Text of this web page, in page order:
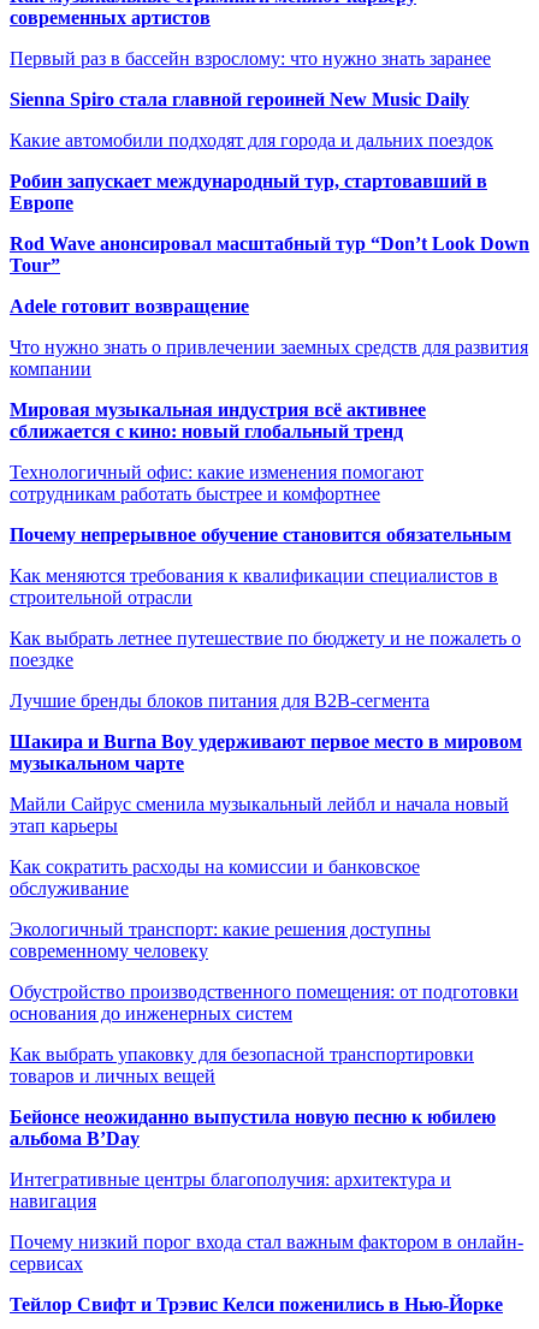
современных артистов
Первый раз в бассейн взрослому: что нужно знать заранее
Sienna Spiro стала главной героиней New Music Daily
Какие автомобили подходят для города и дальних поездок
Робин запускает международный тур, стартовавший в
Европе
Rod Wave анонсировал масштабный тур “Don’t Look Down
Tour”
Adele готовит возвращение
Что нужно знать о привлечении заемных средств для развития
компании
Мировая музыкальная индустрия всё активнее
сближается с кино: новый глобальный тренд
Технологичный офис: какие изменения помогают
сотрудникам работать быстрее и комфортнее
Почему непрерывное обучение становится обязательным
Как меняются требования к квалификации специалистов в
строительной отрасли
Как выбрать летнее путешествие по бюджету и не пожалеть о
поездке
Лучшие бренды блоков питания для B2B-сегмента
Шакира и Burna Boy удерживают первое место в мировом
музыкальном чарте
Майли Сайрус сменила музыкальный лейбл и начала новый
этап карьеры
Как сократить расходы на комиссии и банковское
обслуживание
Экологичный транспорт: какие решения доступны
современному человеку
Обустройство производственного помещения: от подготовки
основания до инженерных систем
Как выбрать упаковку для безопасной транспортировки
товаров и личных вещей
Бейонсе неожиданно выпустила новую песню к юбилею
альбома B’Day
Интегративные центры благополучия: архитектура и
навигация
Почему низкий порог входа стал важным фактором в онлайн-
сервисах
Тейлор Свифт и Трэвис Келси поженились в Нью-Йорке